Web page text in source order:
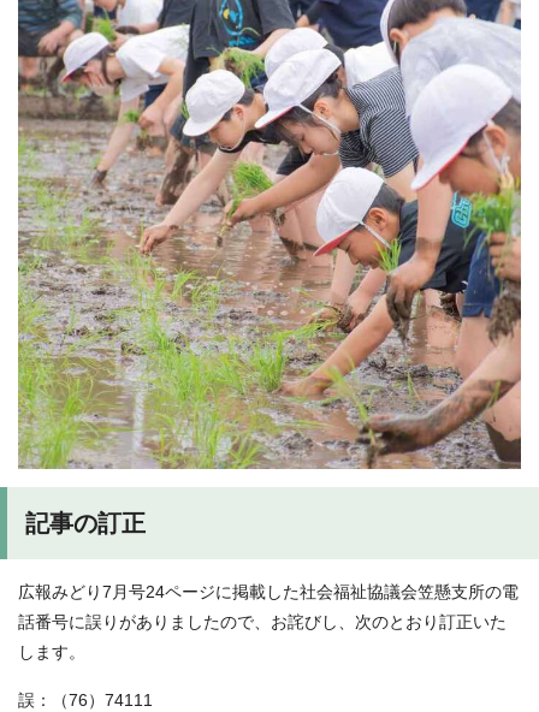
記事の訂正
広報みどり7月号24ページに掲載した社会福祉協議会笠懸支所の電
話番号に誤りがありましたので、お詫びし、次のとおり訂正いた
します。
誤：（76）74111